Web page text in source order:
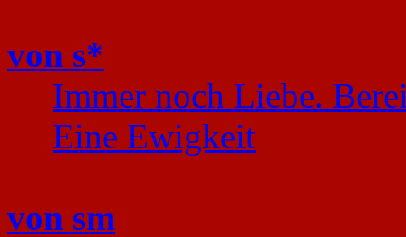
von s*
Immer noch Liebe.
Eine Ewigkeit
von sm